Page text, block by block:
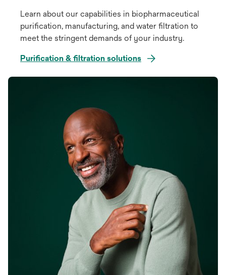
Learn about our capabilities in biopharmaceutical
purification, manufacturing, and water filtration to
meet the stringent demands of your industry.
Purification & filtration solutions